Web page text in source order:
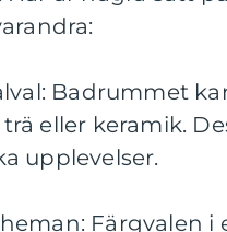
Badrummet
eller keramik.
upplevelser.
Färgvalen